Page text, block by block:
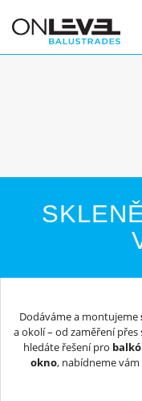
Dodáváme a montujeme
a okolí – od zaměření
hledáte řešení pro
okno, nabídneme